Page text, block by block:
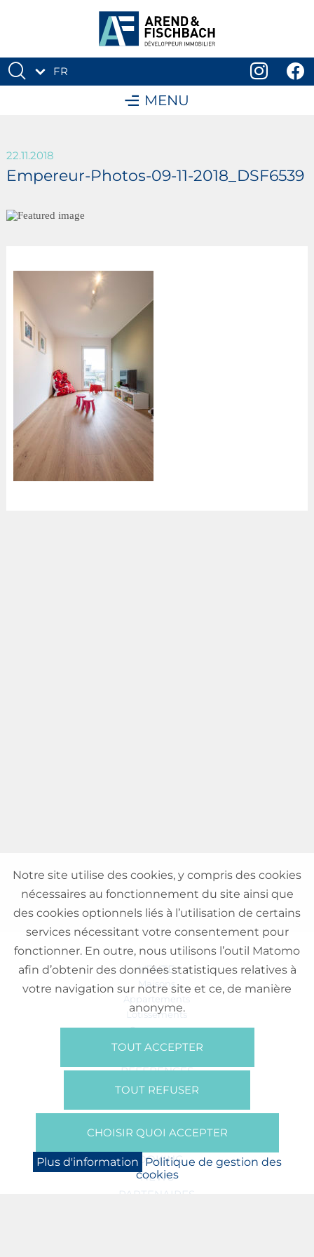
FR
MENU
22.11.2018
Empereur-Photos-09-11-2018_DSF6539
VENTE
Maisons
Appartements
Lotissements
Commerces
Bureaux
RÉFÉRENCES
SUR NOUS
Presse
BOOKING
NEWS
PARTENAIRES
Notre site utilise des cookies, y compris des cookies
nécessaires au fonctionnement du site ainsi que
des cookies optionnels liés à l’utilisation de certains
services nécessitant votre consentement pour
fonctionner. En outre, nous utilisons l’outil Matomo
afin d’obtenir des données statistiques relatives à
votre navigation sur notre site et ce, de manière
anonyme.
TOUT ACCEPTER
TOUT REFUSER
CHOISIR QUOI ACCEPTER
Plus d'information Politique de gestion des
cookies